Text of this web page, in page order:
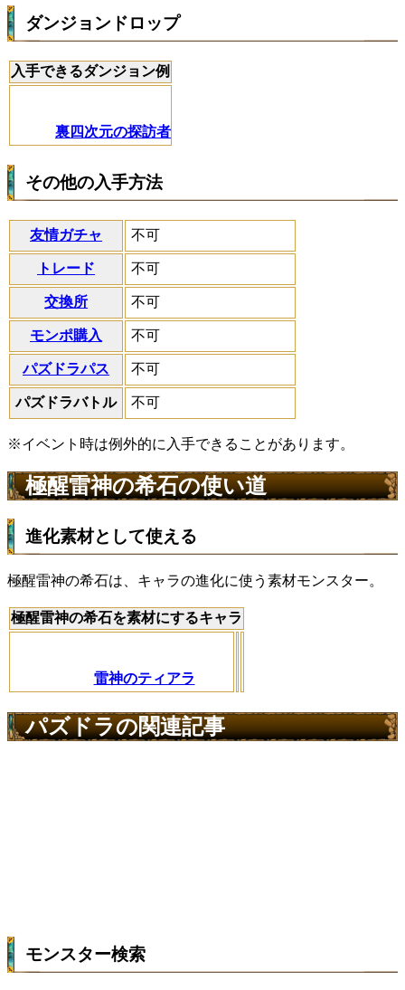
ダンジョンドロップ
入手できるダンジョン例
裏四次元の探訪者
その他の入手方法
友情ガチャ 不可
トレード 不可
交換所 不可
モンポ購入 不可
パズドラパス 不可
パズドラバトル 不可
※イベント時は例外的に入手できることがあります。
極醒雷神の希石の使い道
進化素材として使える
極醒雷神の希石は、キャラの進化に使う素材モンスター。
極醒雷神の希石を素材にするキャラ
雷神のティアラ
パズドラの関連記事
モンスター検索